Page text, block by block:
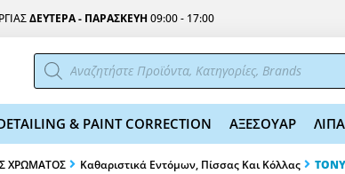
ΔΕΥΤΕΡΑ - ΠΑΡΑΣΚΕΥΗ 09:00 - 17:00
Αναζήτηση
προϊόντων
& PAINT CORRECTION ΑΞΕΣΟΥΑΡ
ΧΡΩΜΑΤΟΣ Καθαριστικά Εντόμων, Πίσσας Και Κόλλας